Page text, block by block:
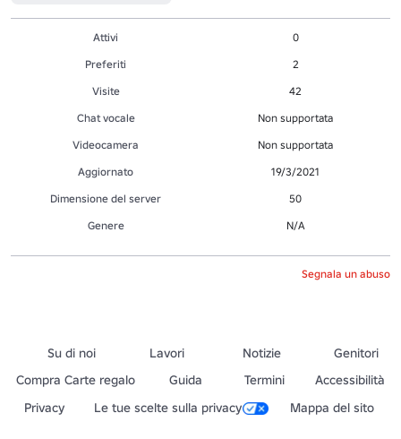
Attivi
0
Preferiti
2
Visite
42
Chat vocale
Non supportata
Videocamera
Non supportata
Aggiornato
19/3/2021
Dimensione del server
50
Genere
N/A
Segnala un abuso
Su di noi Lavori Notizie
Genitori
Compra Carte regalo
Guida Termini
Accessibilità
Privacy
Le tue scelte sulla privacy Mappa del sito